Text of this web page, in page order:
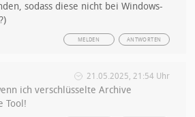
sodass diese nicht bei Windows-
ANTWORTEN
MELDEN
21.05.2025, 21:54 Uhr
ich verschlüsselte Archive
Tool!